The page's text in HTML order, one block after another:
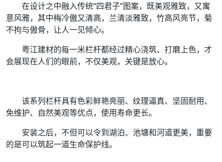
在设计之中融入传统“四君子”图案，既美观雅致，又寓
意风雅，其中梅冷傲又清高，兰清淡雅致，竹高风亮节，菊
不拘与傲骨，让人一见倾心。
粤江建材的每一米栏杆都经过精心浇筑、打磨上色，才
会展现在人们的眼前，不仅美观，关键是放心。
该系列栏杆具有色彩鲜艳亮丽、纹理逼真、坚固耐用、
免维护、自然美观等优点，使用寿命更长。
安装之后，不但可以令到湖泊、池塘和河道更美，重要
的是可以筑起一道生命保护线。